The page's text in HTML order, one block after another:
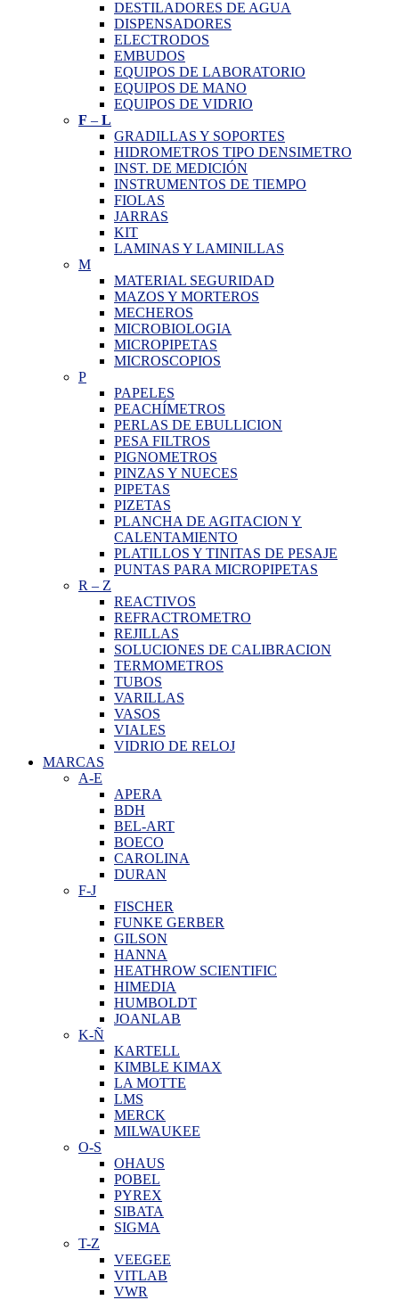
DESTILADORES DE AGUA
DISPENSADORES
ELECTRODOS
EMBUDOS
EQUIPOS DE LABORATORIO
EQUIPOS DE MANO
EQUIPOS DE VIDRIO
F – L
GRADILLAS Y SOPORTES
HIDROMETROS TIPO DENSIMETRO
INST. DE MEDICIÓN
INSTRUMENTOS DE TIEMPO
FIOLAS
JARRAS
KIT
LAMINAS Y LAMINILLAS
M
MATERIAL SEGURIDAD
MAZOS Y MORTEROS
MECHEROS
MICROBIOLOGIA
MICROPIPETAS
MICROSCOPIOS
P
PAPELES
PEACHÍMETROS
PERLAS DE EBULLICION
PESA FILTROS
PIGNOMETROS
PINZAS Y NUECES
PIPETAS
PIZETAS
PLANCHA DE AGITACION Y
CALENTAMIENTO
PLATILLOS Y TINITAS DE PESAJE
PUNTAS PARA MICROPIPETAS
R – Z
REACTIVOS
REFRACTROMETRO
REJILLAS
SOLUCIONES DE CALIBRACION
TERMOMETROS
TUBOS
VARILLAS
VASOS
VIALES
VIDRIO DE RELOJ
MARCAS
A-E
APERA
BDH
BEL-ART
BOECO
CAROLINA
DURAN
F-J
FISCHER
FUNKE GERBER
GILSON
HANNA
HEATHROW SCIENTIFIC
HIMEDIA
HUMBOLDT
JOANLAB
K-Ñ
KARTELL
KIMBLE KIMAX
LA MOTTE
LMS
MERCK
MILWAUKEE
O-S
OHAUS
POBEL
PYREX
SIBATA
SIGMA
T-Z
VEEGEE
VITLAB
VWR